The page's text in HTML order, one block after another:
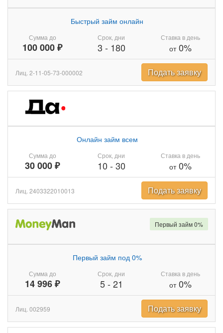
Сумма до
100 000 ₽
Быстрый займ онлайн
Срок, дни
3 - 180
Ставка в день
от0%
Лиц. 2-11-05-73-000002 Подать заявку
Сумма до
30 000 ₽
Онлайн займ всем
Срок, дни
10 - 30
Ставка в день
от0%
Лиц. 2403322010013 Подать заявку
Сумма до
14 996 ₽
Первый займ под 0%
Срок, дни
5- 21
Ставка в день
от0%
Первый займ 0%
Лиц. 002959 Подать заявку